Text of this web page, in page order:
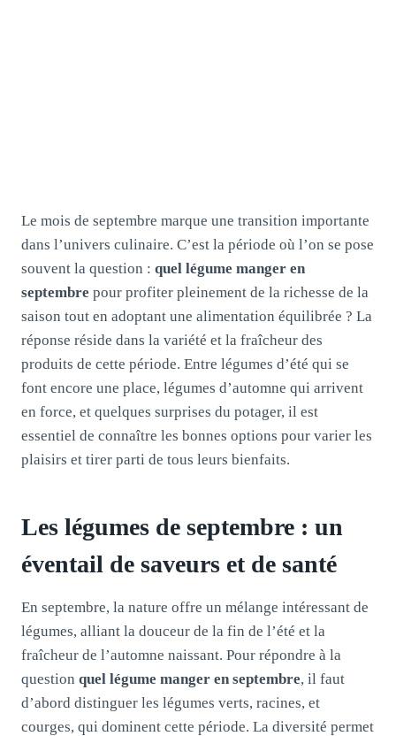
Le mois de septembre marque une transition importante
dans l’univers culinaire. C’est la période où l’on se pose
souvent la question : quel légume manger en
septembre pour profiter pleinement de la richesse de la
saison tout en adoptant une alimentation équilibrée ? La
réponse réside dans la variété et la fraîcheur des
produits de cette période. Entre légumes d’été qui se
font encore une place, légumes d’automne qui arrivent
en force, et quelques surprises du potager, il est
essentiel de connaître les bonnes options pour varier les
plaisirs et tirer parti de tous leurs bienfaits.
Les légumes de septembre : un
éventail de saveurs et de santé
En septembre, la nature offre un mélange intéressant de
légumes, alliant la douceur de la fin de l’été et la
fraîcheur de l’automne naissant. Pour répondre à la
question quel légume manger en septembre, il faut
d’abord distinguer les légumes verts, racines, et
courges, qui dominent cette période. La diversité permet